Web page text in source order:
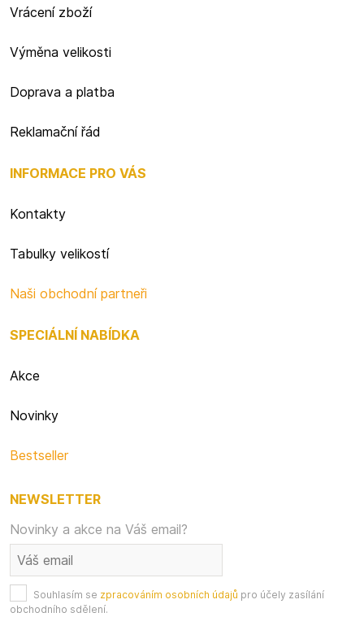
Vrácení zboží
Výměna velikosti
Doprava a platba
Reklamační řád
INFORMACE PRO VÁS
Kontakty
Tabulky velikostí
Naši obchodní partneři
SPECIÁLNÍ NABÍDKA
Akce
Novinky
Bestseller
NEWSLETTER
Novinky a akce na Váš email?
Souhlasím se zpracováním osobních údajů pro účely zasílání
obchodního sdělení.